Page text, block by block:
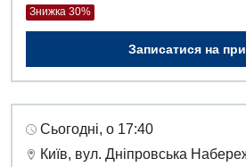
Знижка 30%
Записатися на
Сьогодні, о 17:40
Київ, вул. Дніпровська